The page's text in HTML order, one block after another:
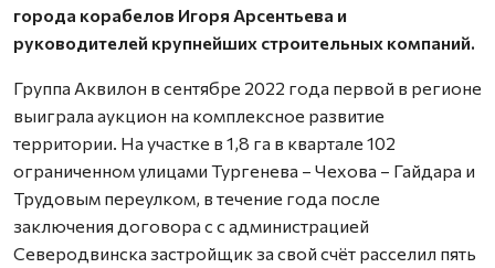
города корабелов Игоря Арсентьева и
руководителей крупнейших строительных компаний.
Группа Аквилон в сентябре 2022 года первой в регионе
выиграла аукцион на комплексное развитие
территории. На участке в 1,8 га в квартале 102
ограниченном улицами Тургенева – Чехова – Гайдара и
Трудовым переулком, в течение года после
заключения договора с с администрацией
Северодвинска застройщик за свой счёт расселил пять